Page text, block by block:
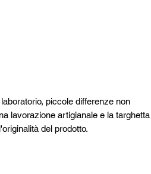
piccole differenze non
lavorazione artigianale e la targhetta
del prodotto.